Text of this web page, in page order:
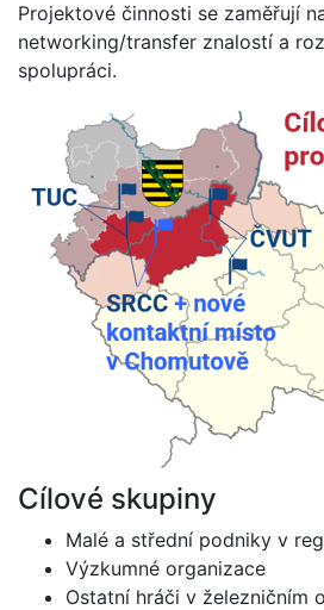
Projektové činnosti se zaměřují
networking/transfer znalostí a
spolupráci.
Cílové skupiny
Malé a střední podniky v
Výzkumné organizace
Ostatní hráči v železničním